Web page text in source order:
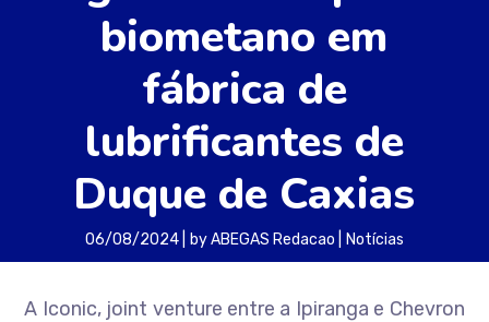
biometano em
fábrica de
lubrificantes de
Duque de Caxias
06/08/2024 byABEGAS Redacao Notícias
A Iconic, joint venture entre a Ipiranga e Chevron